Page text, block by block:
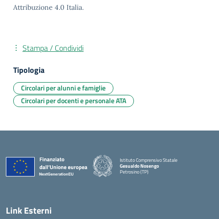
Attribuzione 4.0 Italia.
Stampa / Condividi
Tipologia
Circolari per alunni e famiglie
Circolari per docenti e personale ATA
Istituto Comprensivo Statale
Gesualdo Nosengo
Petrosino (TP)
Link Esterni